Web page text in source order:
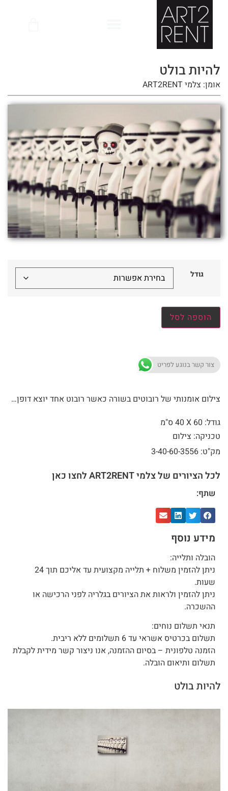
להיות בולט
אומן: צלמי ART2RENT
גודל
הוספה לסל
צור קשר בנוגע לפריט
צילום אומנותי של רובוטים בשורה כאשר רובוט אחד יוצא דופן…
גודל: 60 X
40 ס"מ
טכניקה: צילום
מק"ט: 3-40-60-3556
לכל הציורים של צלמי ART2RENT לחצו כאן
שתף:
מידע נוסף
הובלה ותלייה:
ניתן להזמין משלוח + תלייה מקצועית עד אליכם תוך 24
שעות.
ניתן להזמין ולראות את הציורים בגלריה לפני הרכישה או
ההשכרה.
תנאי תשלום נוחים:
תשלום בכרטיס אשראי עד 6 תשלומים ללא ריבית.
הזמנה טלפונית – בסיום ההזמנה, אנו ניצור קשר מידית לקבלת
תשלום ותיאום הובלה.
להיות בולט